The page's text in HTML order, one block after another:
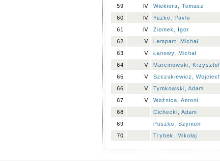
59
IV
Wiekiera, Tomasz
60
IV
Yuzko, Pavlo
61
IV
Ziomek, Igor
62
V
Lempart, Michał
63
V
Łanowy, Michał
64
V
Marcinowski, Krzysztof
65
V
Szczukiewicz,
66
V
Tymkowski, Adam
67
V
Woźnica, Antoni
68
Cichecki, Adam
69
Puszko, Szymon
70
Trybek, Mikołaj